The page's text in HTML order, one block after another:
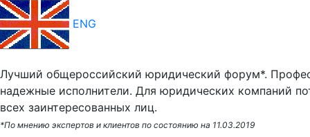
ENG
Лучший общероссийский юридический форум*.
надежные исполнители. Для юридических компаний
всех заинтересованных лиц.
*По мнению экспертов и клиентов по состоянию на 11.03.2019